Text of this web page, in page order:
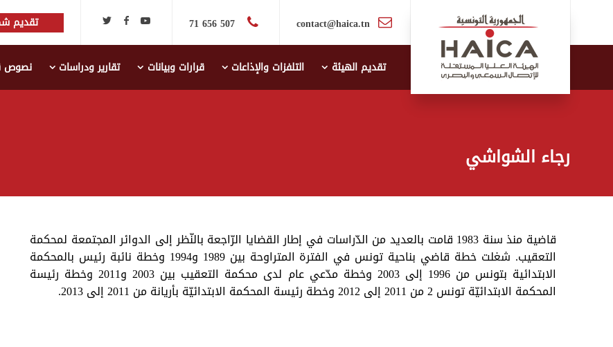
contact@haica.tn
507 656 71 تقديم
تقديم الهيئة التلفزات والإذاعات قرارات وبيانات تقارير ودراسات نصوص
رجاء الشواشي
قاضية منذ سنة 1983 قامت بالعديد من الدّراسات في إطار القضايا الرّاجعة بالنّظر إلى الدوائر المجتمعة لمحكمة
التعقيب. شغلت خطة قاضي بناحية تونس في الفترة المتراوحة بين 1989 و1994 وخطة نائبة رئيس بالمحكمة
الابتدائية بتونس من 1996 إلى 2003 وخطة مدّعي عام لدى محكمة التعقيب بين 2003 و2011 وخطة رئيسة
المحكمة الابتدائيّة تونس 2 من 2011 إلى 2012 وخطة رئيسة المحكمة الابتدائيّة بأريانة من 2011 إلى 2013.